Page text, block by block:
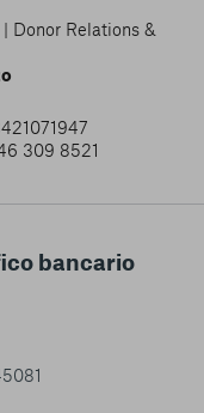
Donor Relations &
309 8521
bancario